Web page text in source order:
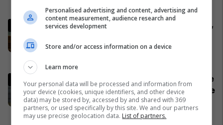
Mungoi emri për kryeparlamentar,
gjitha detajet
Mediat gjermane publikojnë detaje
për aksidentin ku humbën jetën tre
mërgimtarë nga Komogllava e
Ferizajt
Kronika e Zezë
Personalised advertising and content, advertising and
content measurement, audience research and
services development
Store and/or access information on a device
Learn more
Your personal data will be processed and information from
your device (cookies, unique identifiers, and other device
data) may be stored by, accessed by and shared with 369
partners, or used specifically by this site. We and our partners
may use precise geolocation data. List of partners.